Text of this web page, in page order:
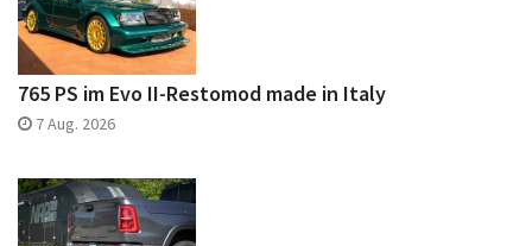
765 PS im Evo II-Restomod made in Italy
7 Aug. 2026